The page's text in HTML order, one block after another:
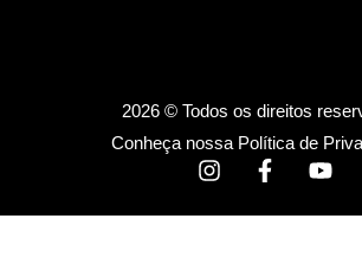
2026 © Todos os direitos
Conheça nossa Política de